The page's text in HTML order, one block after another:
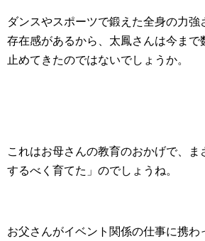
ダンスやスポーツで鍛えた全身の力強
存在感があるから、太鳳さんは今まで
止めてきたのではないでしょうか。
これはお母さんの教育のおかげで、ま
するべく育てた」のでしょうね。
お父さんがイベント関係の仕事に携わ